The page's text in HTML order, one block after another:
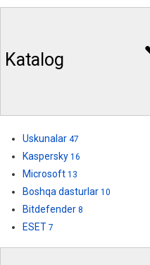
Katalog
Uskunalar 47
Kaspersky 16
Microsoft 13
Boshqa dasturlar 10
Bitdefender 8
ESET 7